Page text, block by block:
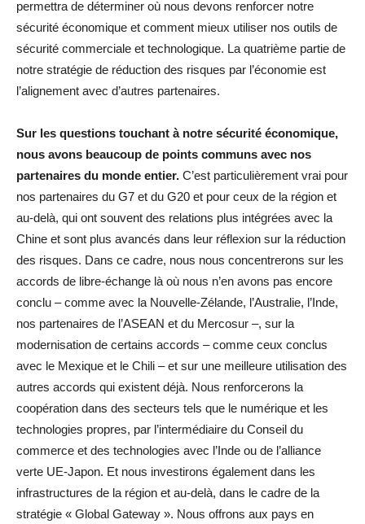
permettra de déterminer où nous devons renforcer notre
sécurité économique et comment mieux utiliser nos outils de
sécurité commerciale et technologique. La quatrième partie de
notre stratégie de réduction des risques par l’économie est
l’alignement avec d’autres partenaires.
Sur les questions touchant à notre sécurité économique,
nous avons beaucoup de points communs avec nos
partenaires du monde entier. C’est particulièrement vrai pour
nos partenaires du G7 et du G20 et pour ceux de la région et
au-delà, qui ont souvent des relations plus intégrées avec la
Chine et sont plus avancés dans leur réflexion sur la réduction
des risques. Dans ce cadre, nous nous concentrerons sur les
accords de libre-échange là où nous n’en avons pas encore
conclu – comme avec la Nouvelle-Zélande, l’Australie, l’Inde,
nos partenaires de l’ASEAN et du Mercosur –, sur la
modernisation de certains accords – comme ceux conclus
avec le Mexique et le Chili – et sur une meilleure utilisation des
autres accords qui existent déjà. Nous renforcerons la
coopération dans des secteurs tels que le numérique et les
technologies propres, par l’intermédiaire du Conseil du
commerce et des technologies avec l’Inde ou de l’alliance
verte UE-Japon. Et nous investirons également dans les
infrastructures de la région et au-delà, dans le cadre de la
stratégie « Global Gateway ». Nous offrons aux pays en